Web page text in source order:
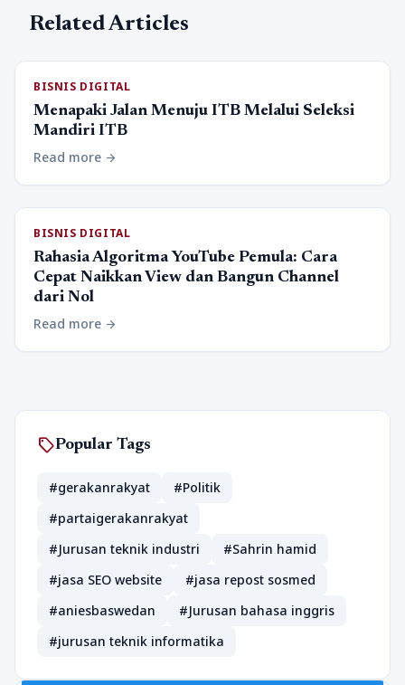
Related Articles
BISNIS DIGITAL
Menapaki Jalan Menuju ITB Melalui Seleksi
Mandiri ITB
Read more arrow_forward
BISNIS DIGITAL
Rahasia Algoritma YouTube Pemula: Cara
Cepat Naikkan View dan Bangun Channel
dari Nol
Read more arrow_forward
sellPopular Tags
#gerakanrakyat
#Politik
#partaigerakanrakyat
#Jurusan teknik industri
#Sahrin hamid
#jasa SEO website
#jasa repost sosmed
#aniesbaswedan
#Jurusan bahasa inggris
#jurusan teknik informatika